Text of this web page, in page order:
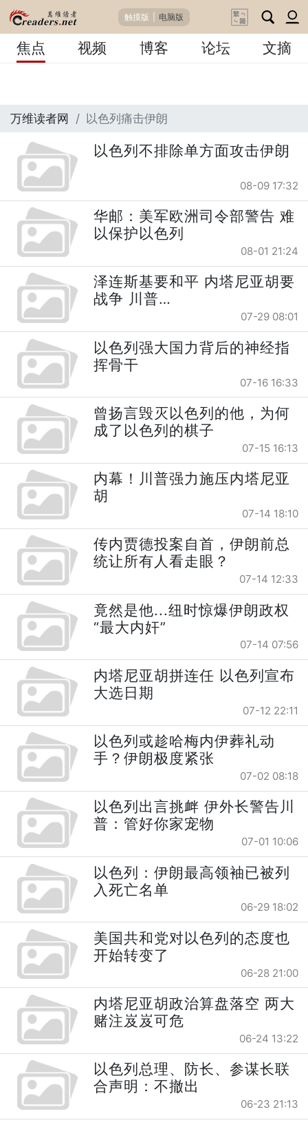
触摸版 电脑版
焦点 视频 博客 论坛 文摘
万维读者网 以色列痛击伊朗
以色列不排除单方面攻击伊朗
08-09 17:32
华邮：美军欧洲司令部警告 难
以保护以色列
08-01 21:24
泽连斯基要和平 内塔尼亚胡要
战争 川普…
07-29 08:01
以色列强大国力背后的神经指
挥骨干
07-16 16:33
曾扬言毁灭以色列的他，为何
成了以色列的棋子
07-15 16:13
内幕！川普强力施压内塔尼亚
胡
07-14 18:10
传内贾德投案自首，伊朗前总
统让所有人看走眼？
07-14 12:33
竟然是他...纽时惊爆伊朗政权
“最大内奸”
07-14 07:56
内塔尼亚胡拼连任 以色列宣布
大选日期
07-12 22:11
以色列或趁哈梅内伊葬礼动
手？伊朗极度紧张
07-02 08:18
以色列出言挑衅 伊外长警告川
普：管好你家宠物
07-01 10:06
以色列：伊朗最高领袖已被列
入死亡名单
06-29 18:02
美国共和党对以色列的态度也
开始转变了
06-28 21:00
内塔尼亚胡政治算盘落空 两大
赌注岌岌可危
06-24 13:22
以色列总理、防长、参谋长联
合声明：不撤出
06-23 21:13